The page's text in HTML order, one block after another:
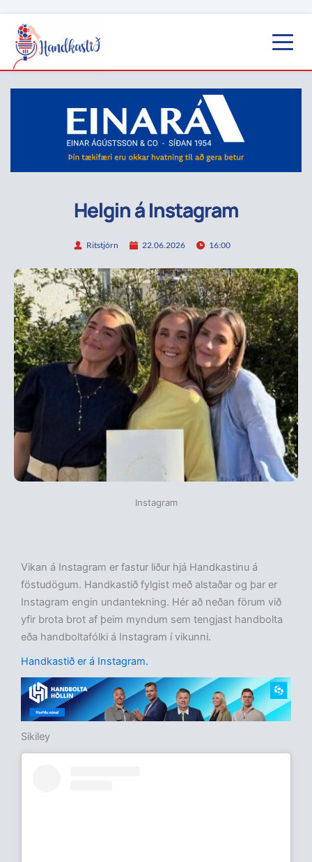
Helgin á Instagram
Ritstjórn 22.06.2026 16:00
Instagram
Vikan á Instagram er fastur liður hjá Handkastinu á
föstudögum. Handkastið fylgist með alstaðar og þar er
Instagram engin undantekning. Hér að neðan förum við
yfir brota brot af þeim myndum sem tengjast handbolta
eða handboltafólki á Instagram í vikunni.
Handkastið er á Instagram.
Sikiley